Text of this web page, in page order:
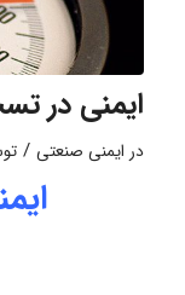
ایمنی در
در ایمنی صنعتی /